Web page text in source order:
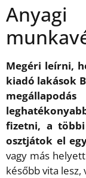
Megéri leírni,
kiadó lakások
fizetni, a
osztjátok el
vagy más
később vita